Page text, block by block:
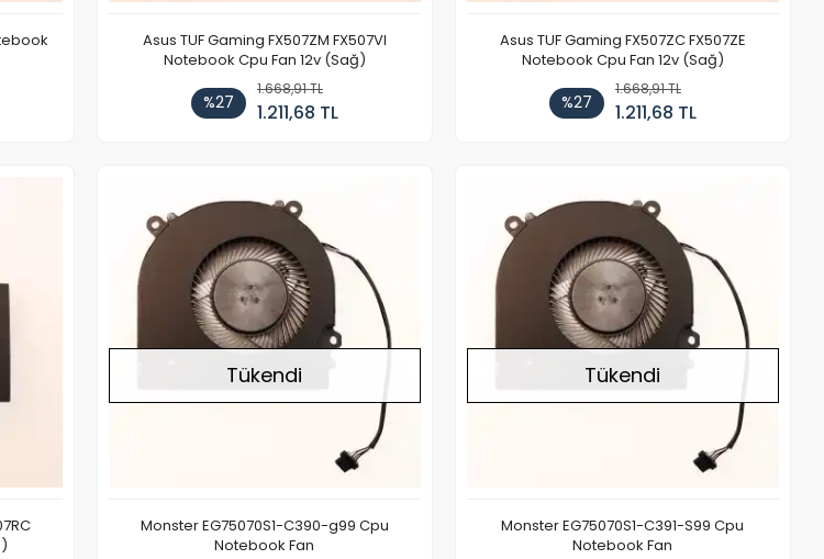
Asus TUF Gaming FX507ZM FX507VI
Notebook Cpu Fan 12v (Sağ)
%27
1.668,91 TL
1.211,68 TL
Asus TUF Gaming FX507ZC FX507ZE
Notebook Cpu Fan 12v (Sağ)
%27
1.668,91 TL
1.211,68 TL
Tükendi
Monster EG75070S1-C390-g99 Cpu
Notebook Fan
Tükendi
Monster EG75070S1-C391-S99 Cpu
Notebook Fan